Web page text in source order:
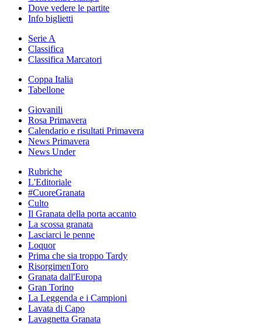
Dove vedere le partite
Info biglietti
Serie A
Classifica
Classifica Marcatori
Coppa Italia
Tabellone
Giovanili
Rosa Primavera
Calendario e risultati Primavera
News Primavera
News Under
Rubriche
L'Editoriale
#CuoreGranata
Culto
Il Granata della porta accanto
La scossa granata
Lasciarci le penne
Loquor
Prima che sia troppo Tardy
RisorgimenToro
Granata dall'Europa
Gran Torino
La Leggenda e i Campioni
Lavata di Capo
Lavagnetta Granata